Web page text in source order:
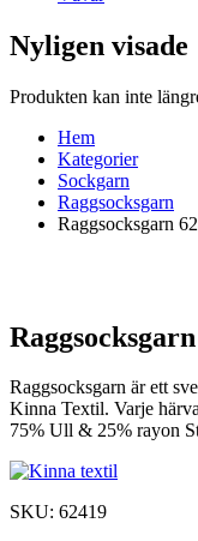
Nyligen visade
Produkten kan inte
Hem
Kategorier
Sockgarn
Raggsocksgarn
Raggsocksgarn
Raggsocksgarn är ett
Kinna Textil. Varje
75% Ull & 25% rayon
SKU: 62419